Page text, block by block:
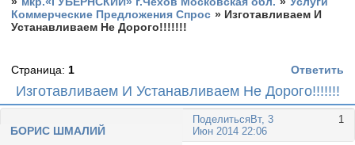
Коммерческие Предложения Спрос » Изготавливаем И
Устанавливаем Не Дорого!!!!!!!
Изготавливаем И Устанавливаем Не Дорого!!!!!!!
Страница: 1 Ответить
Поделиться 1
Вт, 3
Июн 2014 22:06
БОРИС ШМАЛИЙ